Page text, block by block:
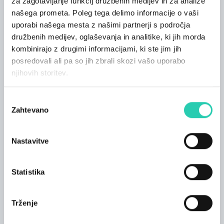
našega prometa. Poleg tega delimo informacije o vaši
uporabi našega mesta z našimi partnerji s področja
družbenih medijev, oglaševanja in analitike, ki jih morda
kombinirajo z drugimi informacijami, ki ste jim jih
posredovali ali pa so jih zbrali skozi vašo uporabo
njihovih storitev.
soglasja
Zahtevano
Nastavitve
Statistika
Trženje
ŠPORT IN SPROSTITEV
Izposoja koles;
Jeziki sporazumevanja
italijanščina; angleščina; nemščina;
Club
Trinajst različnih sob s prilagojenim pohištvom iz
javorjevega lesa, za katere je značilen preprost
vidni originalni perforirani bloki in tramovi ter so